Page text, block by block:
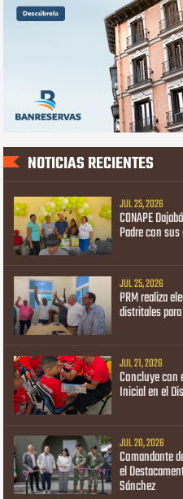
NOTICIAS RECIENTES
JUL 25, 2026
CONAPE
Padre con
JUL 25, 2026
PRM realiza
distritales
JUL 21, 2026
Concluye con
Inicial en el
JUL 20, 2026
Comandante
el
Sánchez